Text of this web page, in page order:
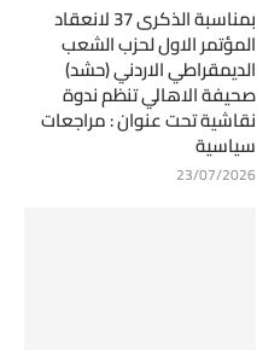
بمناسبة الذكرى 37 لانعقاد
المؤتمر الاول لحزب الشعب
الديمقراطي الاردني (حشد)
صحيفة الاهالي تنظم ندوة
نقاشية تحت عنوان : مراجعات
سياسية
23/07/2026